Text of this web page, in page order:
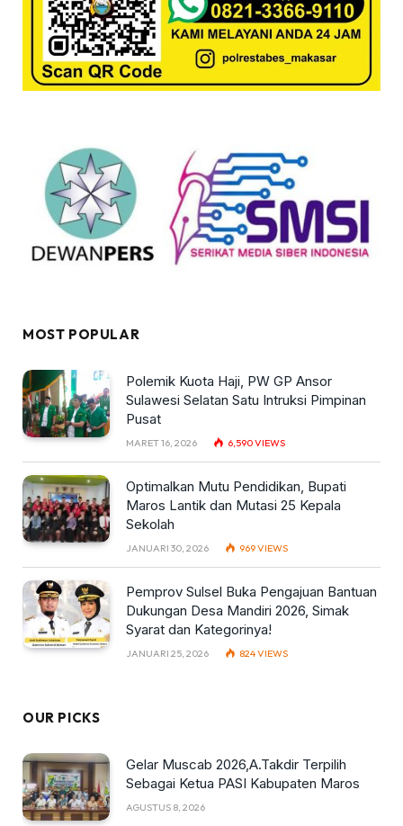
MOST POPULAR
Polemik Kuota Haji, PW GP Ansor
Sulawesi Selatan Satu Intruksi Pimpinan
Pusat
MARET 16, 2026 6,590VIEWS
Optimalkan Mutu Pendidikan, Bupati
Maros Lantik dan Mutasi 25 Kepala
Sekolah
JANUARI 30, 2026 969VIEWS
Pemprov Sulsel Buka Pengajuan Bantuan
Dukungan Desa Mandiri 2026, Simak
Syarat dan Kategorinya!
JANUARI 25, 2026 824VIEWS
OUR PICKS
Gelar Muscab 2026,A.Takdir Terpilih
Sebagai Ketua PASI Kabupaten Maros
AGUSTUS 8, 2026